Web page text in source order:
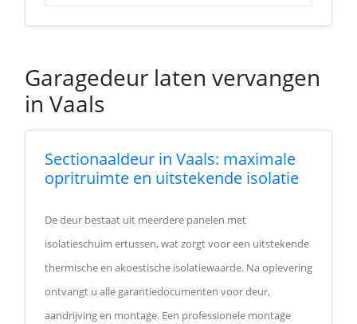
Garagedeur laten vervangen
in Vaals
Sectionaaldeur in Vaals: maximale
opritruimte en uitstekende isolatie
De deur bestaat uit meerdere panelen met
isolatieschuim ertussen, wat zorgt voor een uitstekende
thermische en akoestische isolatiewaarde. Na oplevering
ontvangt u alle garantiedocumenten voor deur,
aandrijving en montage. Een professionele montage